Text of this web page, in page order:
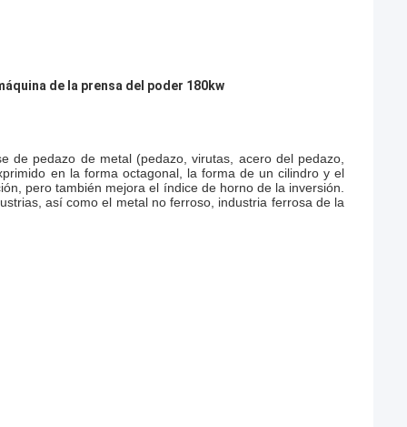
de la prensa del poder 180kw
de pedazo de metal (pedazo, virutas, acero del pedazo,
en la forma octagonal, la forma de un cilindro y el
pero también mejora el índice de horno de la inversión.
así como el metal no ferroso, industria ferrosa de la